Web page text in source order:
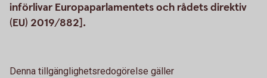
införlivar Europaparlamentets och rådets direktiv
(EU) 2019/882].
Denna tillgänglighetsredogörelse gäller